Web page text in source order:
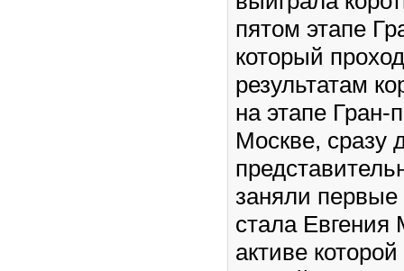
пятом этапе
который
результатам
на этапе
Москве, сразу
заняли
стала Евгения
активе